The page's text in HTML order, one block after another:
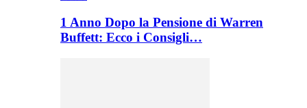
1 Anno Dopo la Pensione di Warren
Buffett: Ecco i Consigli…